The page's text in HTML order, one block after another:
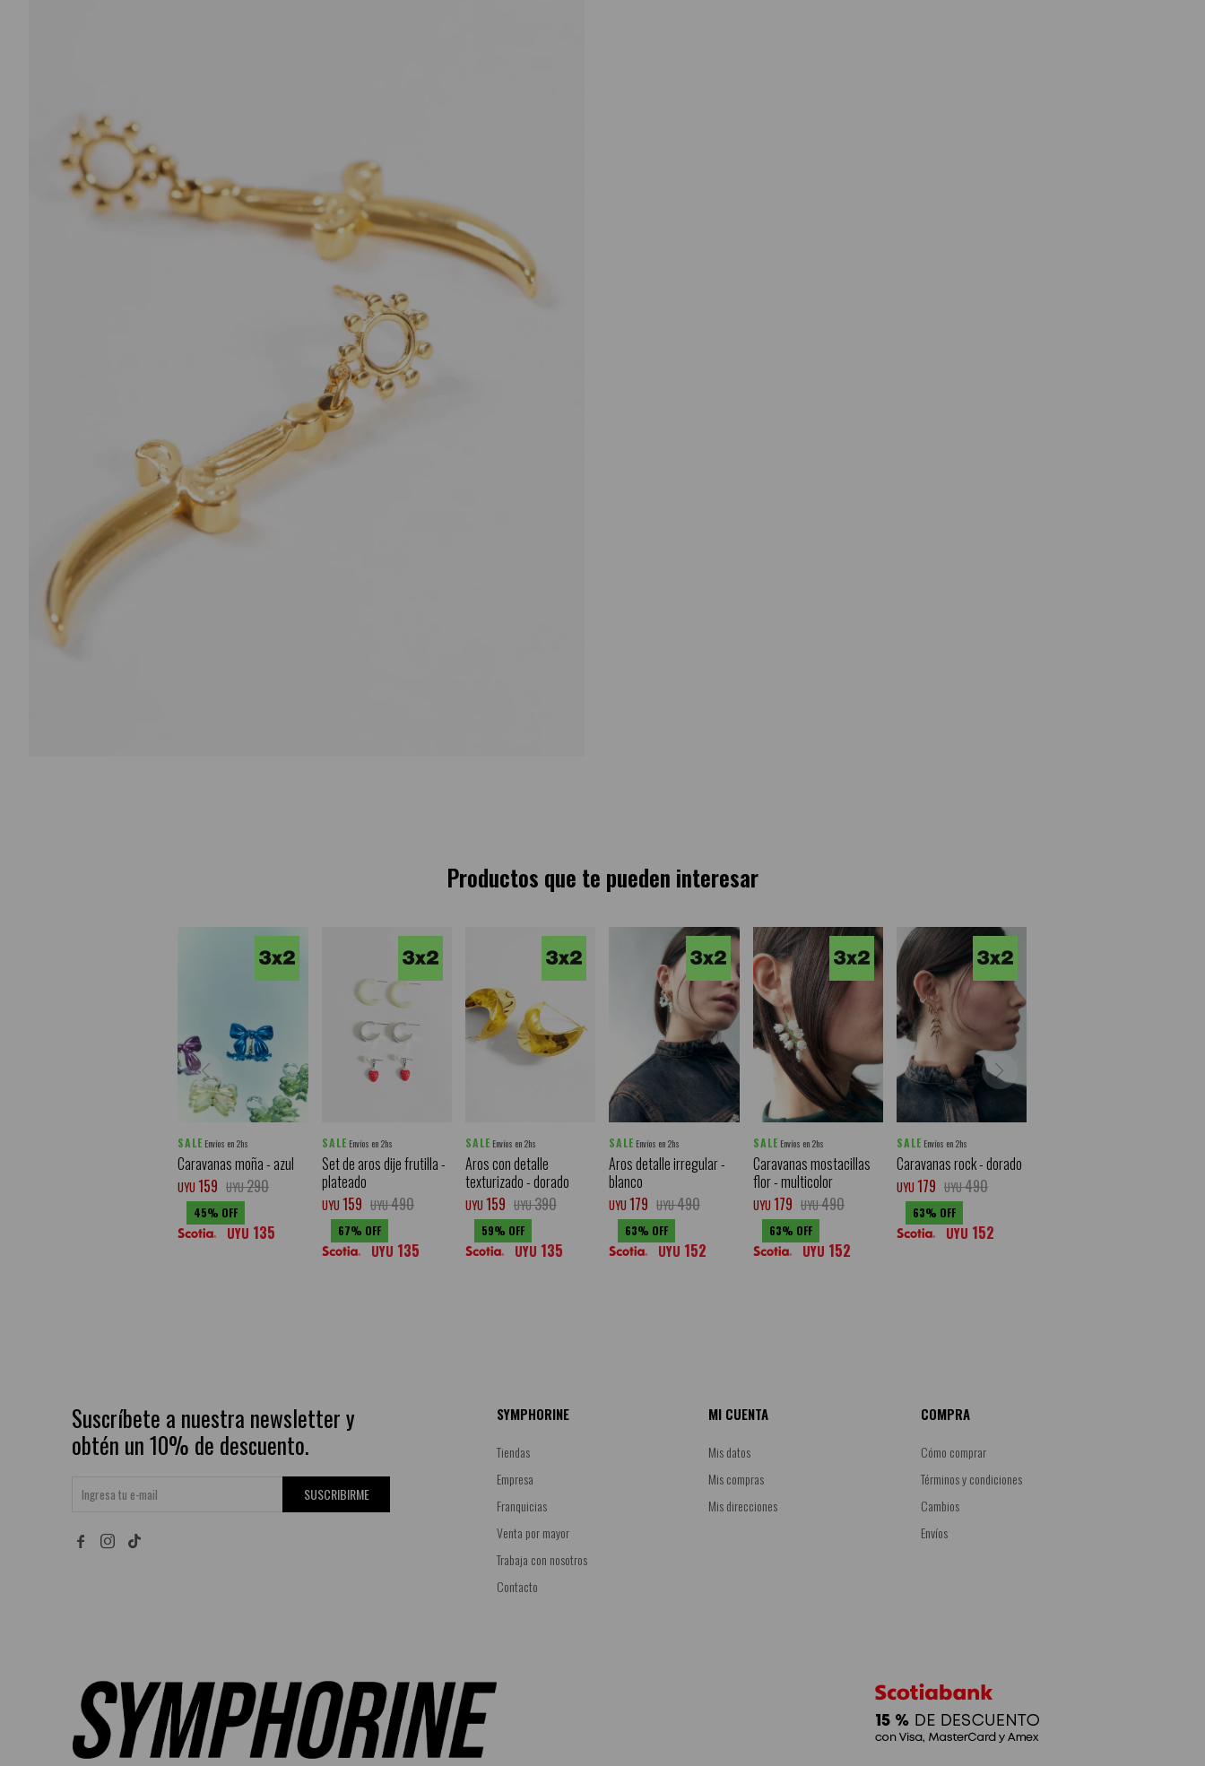
Productos que te pueden interesar
SALE Envíos en 2hs
Caravanas moña - azul
UYU 159 UYU290
45
UYU 135
SALE Envíos en 2hs
Set de aros dije frutilla -
plateado
UYU 159 UYU490
67
UYU 135
SALE Envíos en 2hs
Aros con detalle
texturizado - dorado
UYU 159 UYU390
59
UYU 135
SALE Envíos en 2hs
Aros detalle irregular -
blanco
UYU 179 UYU490
63
UYU 152
SALE Envíos en 2hs
Caravanas mostacillas
flor - multicolor
UYU 179 UYU490
63
UYU 152
SALE Envíos en 2hs
Caravanas rock - dorado
UYU 179 UYU490
63
UYU 152
Suscríbete a nuestra newsletter y
obtén un 10% de descuento.
SUSCRIBIRME
 
SYMPHORINE
Tiendas
Empresa
Franquicias
Venta por mayor
Trabaja con nosotros
Contacto
MI CUENTA
Mis datos
Mis compras
Mis direcciones
COMPRA
Cómo comprar
Términos y condiciones
Cambios
Envíos